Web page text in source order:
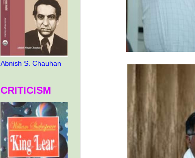
Abnish S. Chauhan
CRITICISM